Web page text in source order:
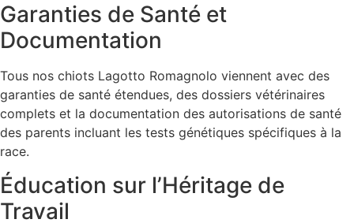
Garanties de Santé et
Documentation
Tous nos chiots Lagotto Romagnolo viennent avec des
garanties de santé étendues, des dossiers vétérinaires
complets et la documentation des autorisations de santé
des parents incluant les tests génétiques spécifiques à la
race.
Éducation sur l’Héritage de
Travail